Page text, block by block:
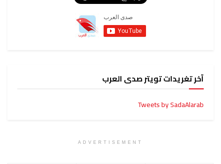
آخر تغريدات تويتر صدى العرب
Tweets by SadaAlarab
ADVERTISEMENT